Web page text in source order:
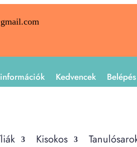
Kedvencek
Kisokos